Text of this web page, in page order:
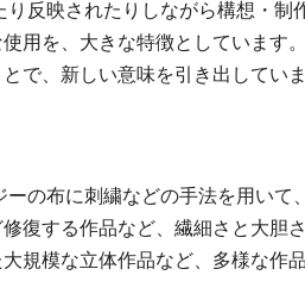
反映されたりしながら構想・
用を、大きな特徴としていま
で、新しい意味を引き出していま
の布に刺繍などの手法を用い
復する作品など、繊細さと大
規模な立体作品など、多様な作